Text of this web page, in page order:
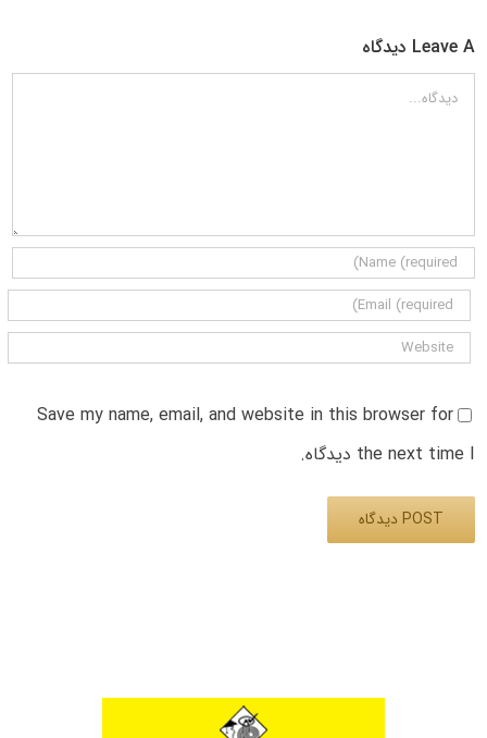
Leave A دیدگاه
دیدگاه
Save my name, email, and website in this browser for
the next time I دیدگاه.